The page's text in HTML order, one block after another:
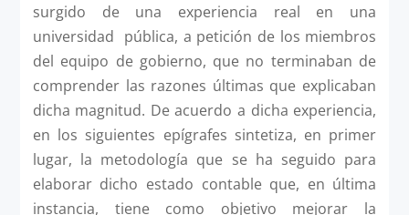
surgido de una experiencia real en una
universidad pública, a petición de los miembros
del equipo de gobierno, que no terminaban de
comprender las razones últimas que explicaban
dicha magnitud. De acuerdo a dicha experiencia,
en los siguientes epígrafes sintetiza, en primer
lugar, la metodología que se ha seguido para
elaborar dicho estado contable que, en última
instancia, tiene como objetivo mejorar la